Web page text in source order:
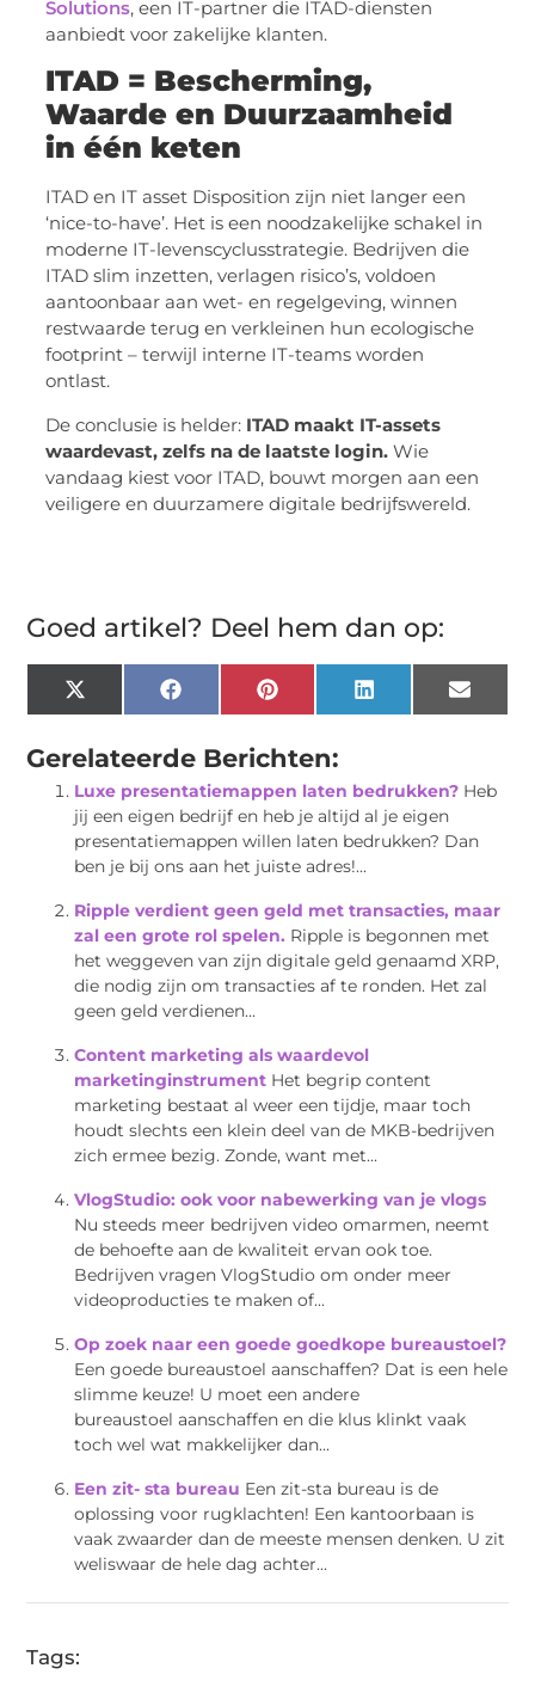
Solutions, een IT-partner die ITAD-diensten
aanbiedt voor zakelijke klanten.
ITAD = Bescherming,
Waarde en Duurzaamheid
in één keten
ITAD en IT asset Disposition zijn niet langer een
‘nice-to-have’. Het is een noodzakelijke schakel in
moderne IT-levenscyclusstrategie. Bedrijven die
ITAD slim inzetten, verlagen risico’s, voldoen
aantoonbaar aan wet- en regelgeving, winnen
restwaarde terug en verkleinen hun ecologische
footprint – terwijl interne IT-teams worden
ontlast.
De conclusie is helder: ITAD maakt IT-assets
waardevast, zelfs na de laatste login. Wie
vandaag kiest voor ITAD, bouwt morgen aan een
veiligere en duurzamere digitale bedrijfswereld.
Goed artikel? Deel hem dan op:
X
(Twitter)
FacebookPinterestLinkedInEmail
Gerelateerde Berichten:
Luxe presentatiemappen laten bedrukken? Heb
jij een eigen bedrijf en heb je altijd al je eigen
presentatiemappen willen laten bedrukken? Dan
ben je bij ons aan het juiste adres!...
Ripple verdient geen geld met transacties, maar
zal een grote rol spelen. Ripple is begonnen met
het weggeven van zijn digitale geld genaamd XRP,
die nodig zijn om transacties af te ronden. Het zal
geen geld verdienen...
Content marketing als waardevol
marketinginstrument Het begrip content
marketing bestaat al weer een tijdje, maar toch
houdt slechts een klein deel van de MKB-bedrijven
zich ermee bezig. Zonde, want met...
VlogStudio: ook voor nabewerking van je vlogs
Nu steeds meer bedrijven video omarmen, neemt
de behoefte aan de kwaliteit ervan ook toe.
Bedrijven vragen VlogStudio om onder meer
videoproducties te maken of...
Op zoek naar een goede goedkope bureaustoel?
Een goede bureaustoel aanschaffen? Dat is een hele
slimme keuze! U moet een andere
bureaustoel aanschaffen en die klus klinkt vaak
toch wel wat makkelijker dan...
Een zit- sta bureau Een zit-sta bureau is de
oplossing voor rugklachten! Een kantoorbaan is
vaak zwaarder dan de meeste mensen denken. U zit
weliswaar de hele dag achter...
Tags: